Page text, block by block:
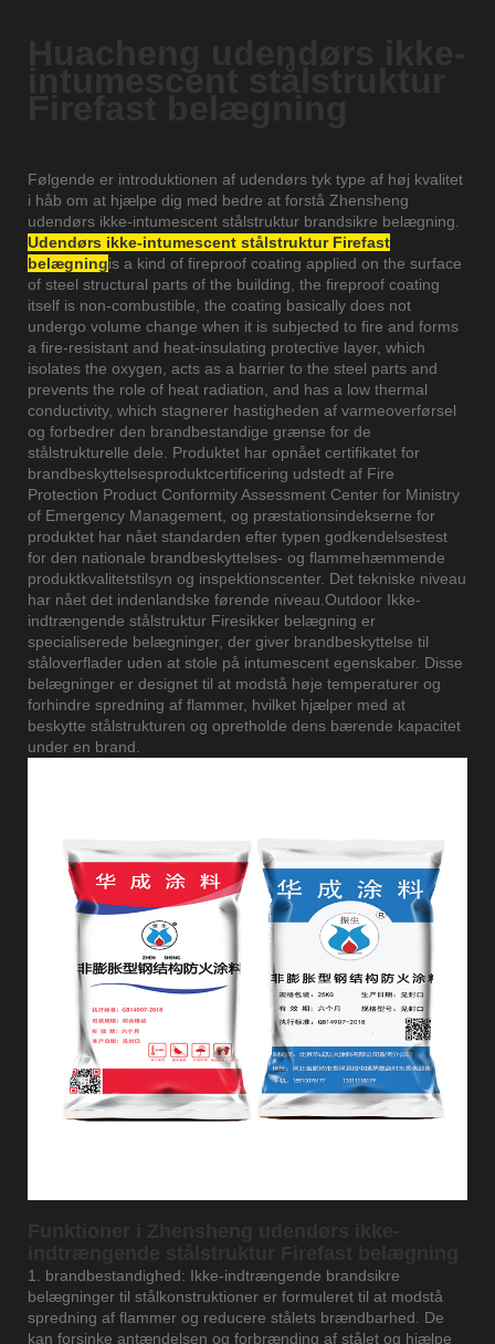
Følgende er introduktionen af ​​udendørs tyk type af høj kvalitet
i håb om at hjælpe dig med bedre at forstå Zhensheng
udendørs ikke-intumescent stålstruktur brandsikre belægning.
Udendørs ikke-intumescent stålstruktur Firefast
belægningis a kind of fireproof coating applied on the surface
of steel structural parts of the building, the fireproof coating
itself is non-combustible, the coating basically does not
undergo volume change when it is subjected to fire and forms
a fire-resistant and heat-insulating protective layer, which
isolates the oxygen, acts as a barrier to the steel parts and
prevents the role of heat radiation, and has a low thermal
conductivity, which stagnerer hastigheden af ​​varmeoverførsel
og forbedrer den brandbestandige grænse for de
stålstrukturelle dele. Produktet har opnået certifikatet for
brandbeskyttelsesproduktcertificering udstedt af Fire
Protection Product Conformity Assessment Center for Ministry
of Emergency Management, og præstationsindekserne for
produktet har nået standarden efter typen godkendelsestest
for den nationale brandbeskyttelses- og flammehæmmende
produktkvalitetstilsyn og inspektionscenter. Det tekniske niveau
har nået det indenlandske førende niveau.Outdoor Ikke-
indtrængende stålstruktur Firesikker belægning er
specialiserede belægninger, der giver brandbeskyttelse til
ståloverflader uden at stole på intumescent egenskaber. Disse
belægninger er designet til at modstå høje temperaturer og
forhindre spredning af flammer, hvilket hjælper med at
beskytte stålstrukturen og opretholde dens bærende kapacitet
under en brand.
1. brandbestandighed: Ikke-indtrængende brandsikre
belægninger til stålkonstruktioner er formuleret til at modstå
spredning af flammer og reducere stålets brændbarhed. De
kan forsinke antændelsen og forbrænding af stålet og hjælpe